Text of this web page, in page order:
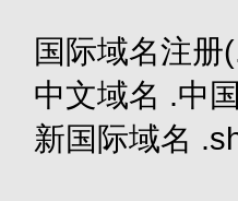
国际域名注册
中文域名 .中
新国际域名